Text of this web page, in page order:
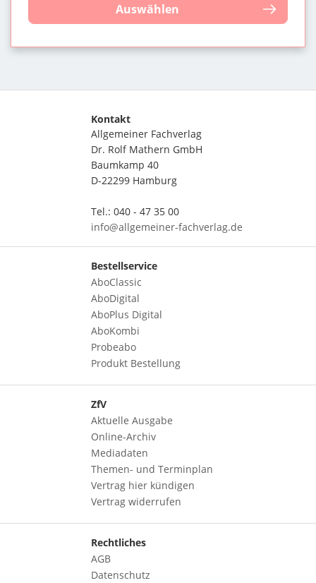
Auswählen
Kontakt
Allgemeiner Fachverlag
Dr. Rolf Mathern GmbH
Baumkamp 40
D-22299 Hamburg
Tel.: 040 - 47 35 00
info@allgemeiner-fachverlag.de
Bestellservice
AboClassic
AboDigital
AboPlus Digital
AboKombi
Probeabo
Produkt Bestellung
ZfV
Aktuelle Ausgabe
Online-Archiv
Mediadaten
Themen- und Terminplan
Vertrag hier kündigen
Vertrag widerrufen
Rechtliches
AGB
Datenschutz